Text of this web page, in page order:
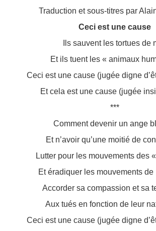
Traduction et sous-titres par
Ceci est une cause
Ils sauvent les tortues de
Et ils tuent les « animaux
Ceci est une cause (jugée digne
Et cela est une cause (jugée
***
Comment devenir un ange
Et n’avoir qu’une moitié de
Lutter pour les mouvements des
Et éradiquer les mouvements de
Accorder sa compassion et sa
Aux tués en fonction de leur
Ceci est une cause (jugée digne